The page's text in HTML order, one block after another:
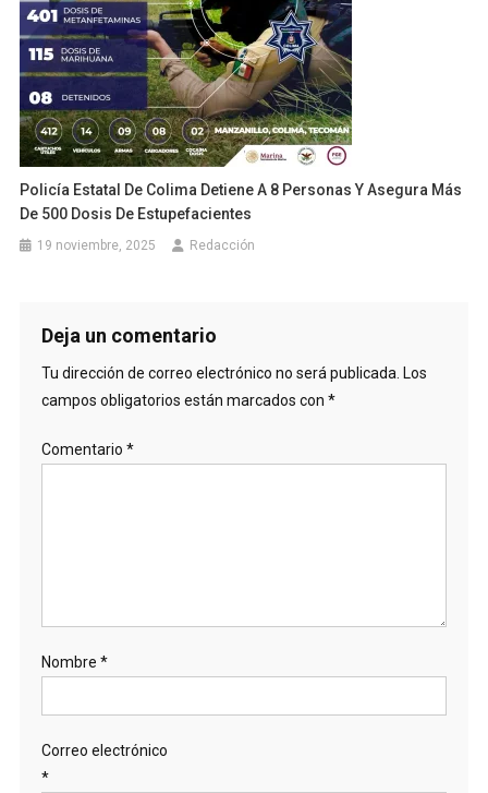
Policía Estatal De Colima Detiene A 8 Personas Y Asegura Más
De 500 Dosis De Estupefacientes
19 noviembre, 2025 Redacción
Deja un comentario
Tu dirección de correo electrónico no será publicada. Los
campos obligatorios están marcados con *
Comentario *
Nombre *
Correo electrónico
*